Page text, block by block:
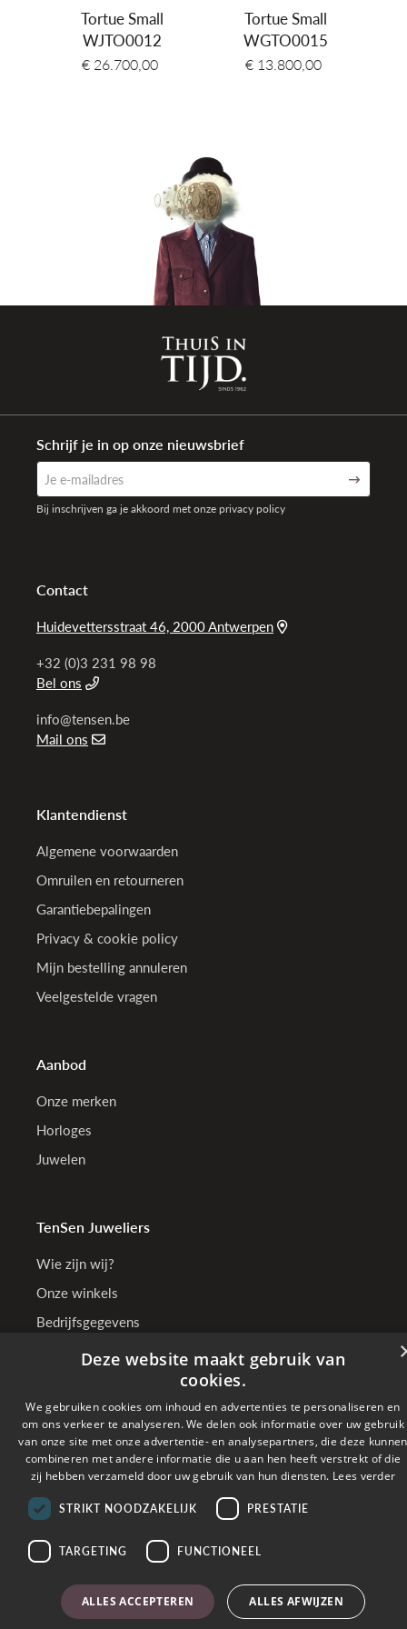
Kleur band
Geel goud
Waterdichtheid
3 ATM Spat-waterdicht (30 meter)
2 + 6 jaar internationaal na registratie
Tortue Small
WJTO0012
€ 26.700,00
Tortue Small
WGTO0015
€ 13.800,00
Contact
Huidevettersstraat 46, 2000 Antwerpen
+32 (0)3 231 98 98
Bel ons
info@tensen.be
Mail ons
Klantendienst
Algemene voorwaarden
Omruilen en retourneren
Garantiebepalingen
Privacy & cookie policy
Mijn bestelling annuleren
Veelgestelde vragen
Aanbod
Onze merken
Horloges
Juwelen
TenSen Juweliers
Wie zijn wij?
Onze winkels
Bedrijfsgegevens
Schrijf je in op onze nieuwsbrief
Bij inschrijven ga je akkoord met onze privacy policy
Online betalen met
Verzonden met
Copyright © 2026 TenSen Juweliers. All rights reserved - BE0407.661.108 - Powered
Deze website maakt gebruik van
cookies.
We gebruiken cookies om inhoud en advertenties te personaliseren en
om ons verkeer te analyseren. We delen ook informatie over uw gebruik
van onze site met onze advertentie- en analysepartners, die deze kunnen
combineren met andere informatie die u aan hen heeft verstrekt of die
zij hebben verzameld door uw gebruik van hun diensten. Lees verder
STRIKT NOODZAKELIJK PRESTATIE
TARGETING FUNCTIONEEL
ALLES ACCEPTEREN ALLES AFWIJZEN